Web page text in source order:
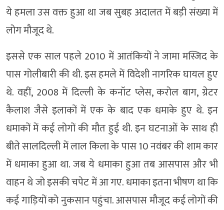
ये हमला उस वक्त हुआ था जब सुबह अदालत में बड़ी संख्या में
लोग मौजूद थे.
इससे एक साल पहले 2010 में आतंकियों ने जामा मस्जिद के
पास गोलीबारी की थी. इस हमले में विदेशी नागरिक घायल हुए
थे. वहीं, 2008 में दिल्ली के कनॉट प्लेस, करोल बाग, ग्रेटर
कैलाश जैसे इलाकों में एक के बाद एक धमाके हुए थे. इन
धमाकों में कई लोगों की मौत हुई थी. इन घटनाओं के साथ ही
बीते सालदिल्ली में लाल किला के पास 10 नवंबर की शाम कार
में धमाका हुआ था. जब ये धमाका हुआ तब आसपास और भी
वाहन थे जो इसकी चपेट में आ गए. धमाका इतना भीषण था कि
कई गाड़ियों को नुकसान पहुंचा. आसपास मौजूद कई लोगों की